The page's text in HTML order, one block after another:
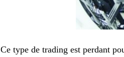
Ce type de trading est perdant